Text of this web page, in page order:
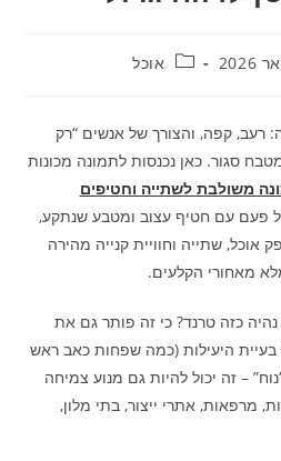
קטגוריה:
אוכל
רעב, קפה, והצורך של אנשים “רק
סגור. כאן נכנסות לתמונה מכונות
משולבת לשתייה וחטיפים
פעם עם חטיף עצוב ומטבע שנתקע,
שתייה וחוויית קנייה מהירה
מאחורי הקלעים.
כזה טרנד? כי זה פותר גם את
(24/7) וגם את בעיית היעילות (כמה שפחות כאב ראש
– זה יכול להיות גם מנוע צמיחה
מרפאות, אתרי ייצור, בתי מלון,